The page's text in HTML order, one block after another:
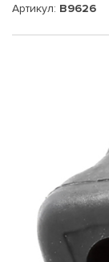
Артикул: B9626